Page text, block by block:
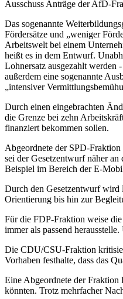
Ausschuss Anträge der AfD-
Das sogenannte
Fördersätze und „weniger
Arbeitswelt bei einem
heißt es in dem Entwurf.
Lohnersatz ausgezahlt werden
außerdem eine sogenannte
„intensiver
Durch einen eingebrachten
die Grenze bei zehn
finanziert bekommen sollen.
Abgeordnete der SPD-
sei der Gesetzentwurf näher
Beispiel im Bereich der E-
Durch den Gesetzentwurf wird
Orientierung bis hin zur
Für die FDP-Fraktion weise
immer als passend
Die CDU/CSU-Fraktion
Vorhaben festhalte, dass das
Eine Abgeordnete der
könnten. Trotz mehrfacher